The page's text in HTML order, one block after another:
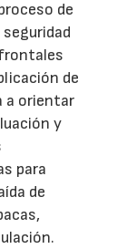
de
de
a orientar
y
para
de